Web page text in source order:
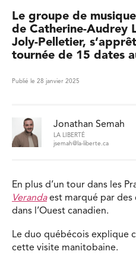
Le groupe de
de Catherine-Audrey
Joly-Pelletier,
tournée de 15 dates
Publié le 28 janvier 2025
Jonathan Semah
LA LIBERTÉ
jsemah@la-liberte.ca
En plus d’un tour dans les
Verandaest marqué par des
dans l’Ouest canadien.
Le duo québécois explique
cette visite manitobaine.